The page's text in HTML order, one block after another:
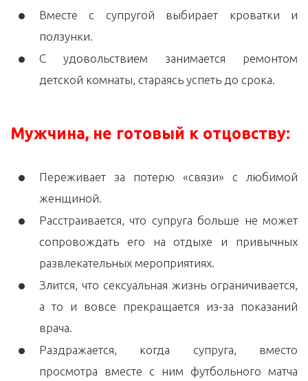
Вместе с супругой выбирает кроватки и
ползунки.
С удовольствием занимается ремонтом
детской комнаты, стараясь успеть до срока.
Мужчина, не готовый к отцовству:
Переживает за потерю «связи» с любимой
женщиной.
Расстраивается, что супруга больше не может
сопровождать его на отдыхе и привычных
развлекательных мероприятиях.
Злится, что сексуальная жизнь ограничивается,
а то и вовсе прекращается из-за показаний
врача.
Раздражается, когда супруга, вместо
просмотра вместе с ним футбольного матча